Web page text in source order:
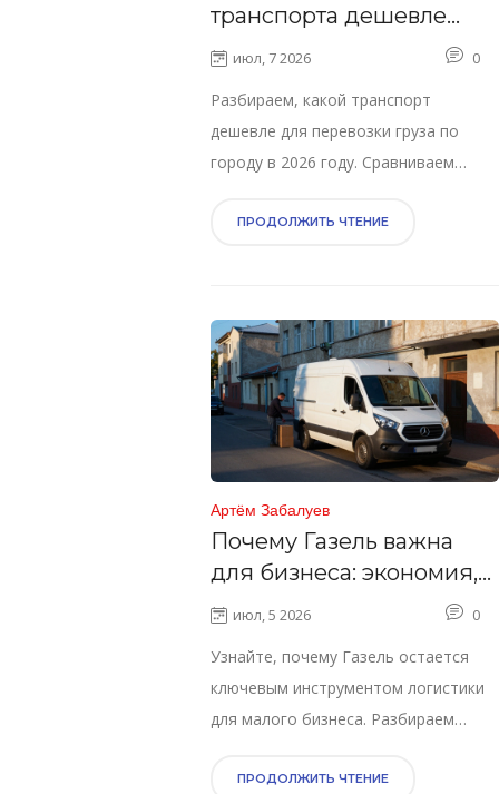
транспорта дешевле
перевозить груз по
сравнение цен
июл, 7 2026 0
Разбираем, какой транспорт
дешевле для перевозки груза по
городу в 2026 году. Сравниваем
практические советы по экономии и
ПРОДОЛЖИТЬ ЧТЕНИЕ
Артём Забалуев
Почему Газель важна
для бизнеса: экономия,
гибкость и надежность в
июл, 5 2026 0
Узнайте, почему Газель остается
ключевым инструментом логистики
для малого бизнеса. Разбираем
по выбору перевозчика.
ПРОДОЛЖИТЬ ЧТЕНИЕ